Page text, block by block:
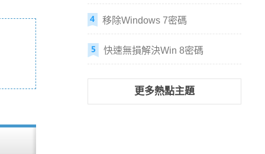
移除Windows 7密碼
快速無損解決Win 8密碼
更多熱點主題